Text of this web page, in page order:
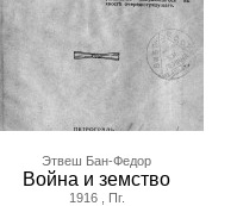
Этвеш Бан-Федор
Война и земство
1916 , Пг.